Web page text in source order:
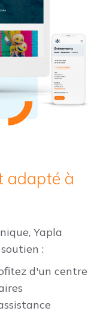
adapté à
Yapla
:
d'un centre